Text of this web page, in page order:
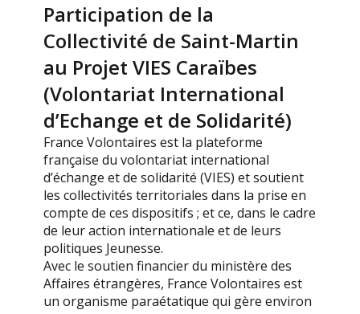
Participation de la
Collectivité de Saint-Martin
au Projet VIES Caraïbes
(Volontariat International
d’Echange et de Solidarité)
France Volontaires est la plateforme
française du volontariat international
d’échange et de solidarité (VIES) et soutient
les collectivités territoriales dans la prise en
compte de ces dispositifs ; et ce, dans le cadre
de leur action internationale et de leurs
politiques Jeunesse.
Avec le soutien financier du ministère des
Affaires étrangères, France Volontaires est
un organisme paraétatique qui gère environ